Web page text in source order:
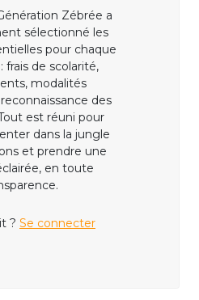
Zébrée a
sélectionné les
pour chaque
frais de scolarité,
modalités
des
est réuni pour
dans la jungle
et prendre une
en toute
? Se connecter